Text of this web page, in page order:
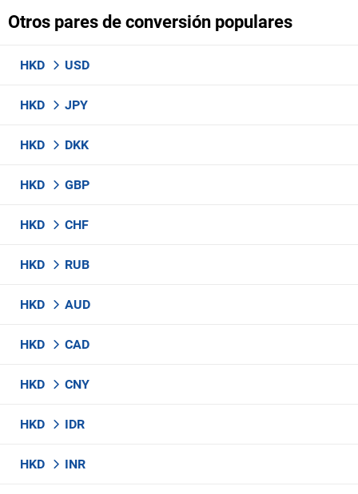
Otros pares de conversión populares
HKD USD
HKD JPY
HKD DKK
HKD GBP
HKD CHF
HKD RUB
HKD AUD
HKD CAD
HKD CNY
HKD IDR
HKD INR